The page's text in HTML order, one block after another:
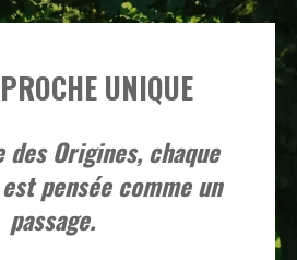
UNIQUE
des Origines, chaque
pensée comme un
passage.